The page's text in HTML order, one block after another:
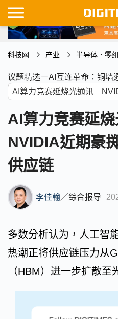
科技网 产业 半导体．零
议题精选－AI互连革命：铜墙
AI算力竞赛延
NVIDIA近期豪
供应链
李佳翰／综合报导
多数分析认为，人工智
热潮正将供应链压力从
（HBM）进一步扩散至